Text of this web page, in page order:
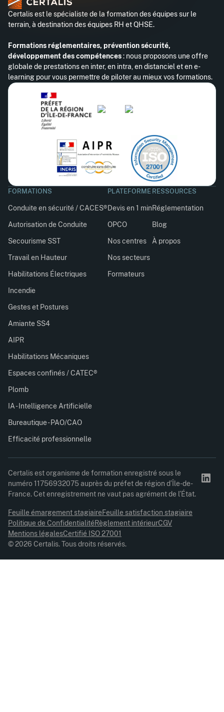
Certalis est le spécialiste de la formation des équipes sur le
terrain, à destination des équipes RH et QHSE.
Formations réglementaires, prévention sécurité,
développement des compétences: nous proposons une offre
globale de prestations en inter, en intra, en distanciel et en e-
learning pour vous permettre de piloter au mieux vos formations.
FORMATIONS
Conduite en sécurité / CACES®
Autorisation de Conduite
Secourisme SST
Travail en Hauteur
Habilitations Électriques
Incendie
Gestes et Postures
Amiante SS4
AIPR
Habilitations Mécaniques
Espaces confinés / CATEC®
Plomb
IA - Intelligence Artificielle
Bureautique - PAO/CAO
Efficacité professionnelle
PLATEFORME
Devis en 1 min
OPCO
Nos centres
Nos secteurs
Formateurs
RESSOURCES
Réglementation
Blog
À propos
Certalis est organisme de formation enregistré sous le
numéro 11756932075 auprès du préfet de région d’Île-de-
France. Cet enregistrement ne vaut pas agrément de l’État.
© 2026 Certalis. Tous droits réservés.
Feuille émargement stagiaireFeuille satisfaction stagiaire
Politique de ConfidentialitéRèglement intérieurCGV
Mentions légalesCertifié ISO 27001